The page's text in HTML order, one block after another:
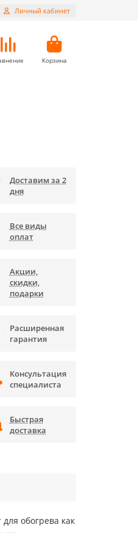
Личный кабинет
Корзина
Доставим за 2
дня
Все виды
оплат
Акции,
скидки,
подарки
Расширенная
гарантия
Консультация
специалиста
Быстрая
доставка
обогрева как